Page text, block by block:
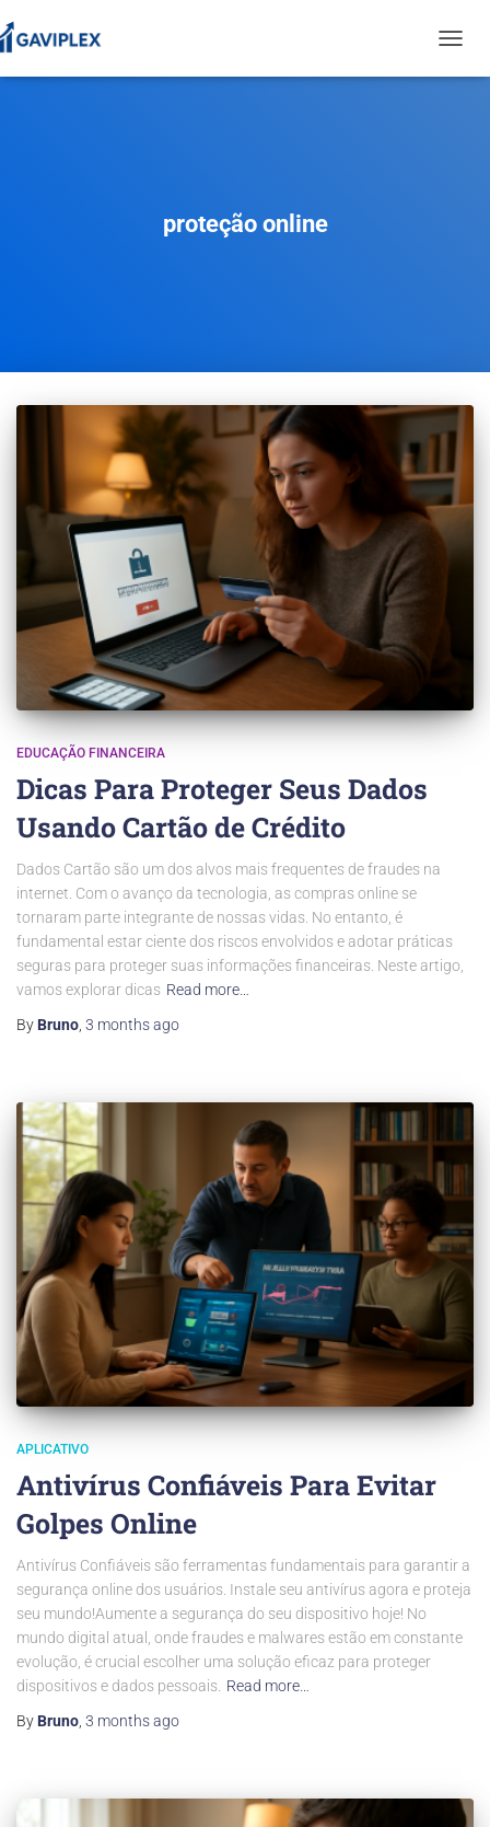
proteção online
EDUCAÇÃO FINANCEIRA
Dicas Para Proteger Seus Dados
Usando Cartão de Crédito
Dados Cartão são um dos alvos mais frequentes de fraudes na
internet. Com o avanço da tecnologia, as compras online se
tornaram parte integrante de nossas vidas. No entanto, é
fundamental estar ciente dos riscos envolvidos e adotar práticas
seguras para proteger suas informações financeiras. Neste artigo,
vamos explorar dicas Read more…
By Bruno 3 monthsago
APLICATIVO
Antivírus Confiáveis Para Evitar
Golpes Online
Antivírus Confiáveis são ferramentas fundamentais para garantir a
segurança online dos usuários. Instale seu antivírus agora e proteja
seu mundo!Aumente a segurança do seu dispositivo hoje! No
mundo digital atual, onde fraudes e malwares estão em constante
evolução, é crucial escolher uma solução eficaz para proteger
dispositivos e dados pessoais. Read more…
By Bruno, 3 monthsago